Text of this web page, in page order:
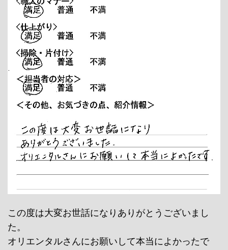
この度は大変お世話になりありがとうございまし
た。
オリエンタルさんにお願いして本当によかったで